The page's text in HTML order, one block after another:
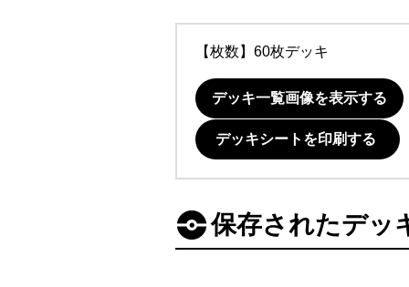
【枚数】60枚デッキ
デッキ一覧画像を表示する
デッキシートを印刷する
保存されたデッ